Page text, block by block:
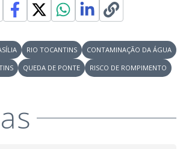
RIO TOCANTINS
CONTAMINAÇÃO DA ÁGUA
QUEDA DE PONTE RISCO DE ROMPIMENTO